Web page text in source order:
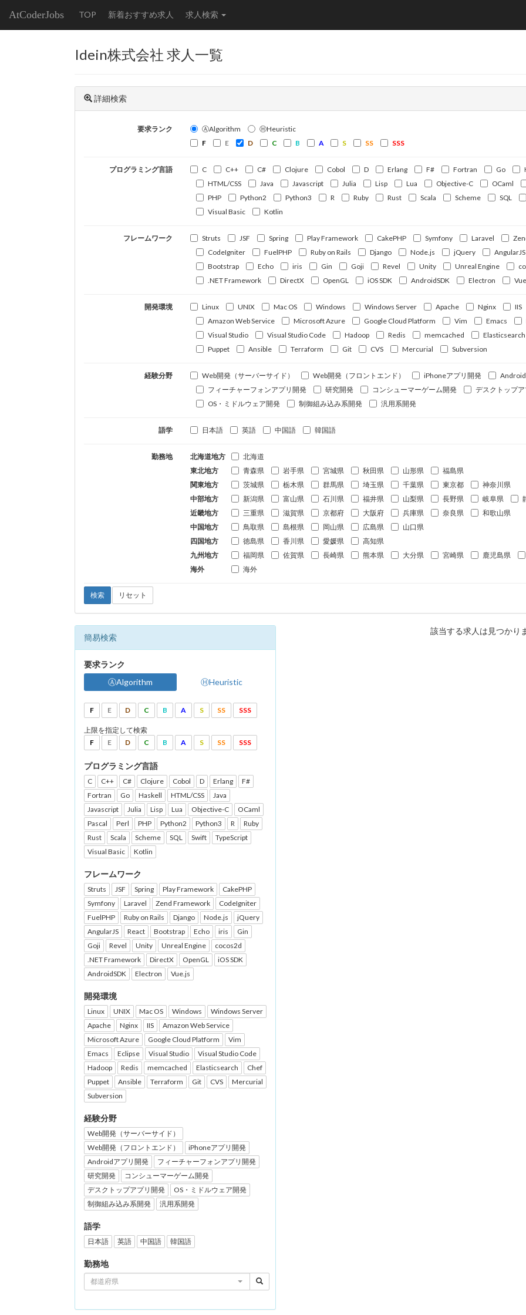
AtCoderJobs TOP 新着おすすめ求人 求人検索
Idein株式会社 求人一覧
詳細検索
要求ランク ⒶAlgorithm
ⒽHeuristic
F
E D C B A S SS SSS
プログラミング言語 C C++ C# Clojure Cobol D Erlang F# Fortran Go
HTML/CSS
Java Javascript Julia Lisp Lua Objective-C OCaml
PHP
Python2 Python3 R Ruby Rust Scala Scheme SQL
Visual Basic
Kotlin
フレームワーク Struts JSF Spring Play Framework CakePHP Symfony Laravel
CodeIgniter
FuelPHP Ruby on Rails Django Node.js jQuery AngularJS
Bootstrap
Echo iris Gin Goji Revel Unity Unreal Engine
.NET Framework
DirectX OpenGL iOS SDK AndroidSDK Electron
開発環境 Linux UNIX Mac OS Windows Windows Server Apache Nginx
IIS
Amazon Web Service
Microsoft Azure Google Cloud Platform Vim Emacs
Visual Studio
Visual Studio Code Hadoop Redis memcached Elasticsearch
Puppet
Ansible Terraform Git CVS Mercurial Subversion
経験分野 Web開発（サーバーサイド） Web開発（フロントエンド） iPhoneアプリ開発
フィーチャーフォンアプリ開発
研究開発 コンシューマーゲーム開発
デスクトップ
OS・ミドルウェア開発
制御組み込み系開発 汎用系開発
語学 日本語 英語 中国語 韓国語
勤務地 北海道地方
北海道
東北地方
青森県 岩手県 宮城県 秋田県 山形県
福島県
関東地方
茨城県 栃木県 群馬県 埼玉県 千葉県 東京都
神奈川県
中部地方
新潟県 富山県 石川県 福井県 山梨県 長野県 岐阜県
近畿地方
三重県 滋賀県 京都府 大阪府 兵庫県 奈良県
和歌山県
中国地方
鳥取県 島根県 岡山県 広島県
山口県
四国地方
徳島県 香川県 愛媛県
高知県
九州地方
福岡県 佐賀県 長崎県 熊本県 大分県 宮崎県 鹿児島県
海外
海外
検索 リセット
簡易検索
要求ランク
ⒶAlgorithm
ⒽHeuristic
F E D C B A S SS SSS
上限を指定して検索
F
E D C B A S SS SSS
プログラミング言語
C C++ C# Clojure Cobol D Erlang
F#
Fortran
Go Haskell HTML/CSS
Java
Javascript
Julia Lisp Lua Objective-C
OCaml
Pascal
Perl PHP Python2 Python3 R
Ruby
Rust
Scala Scheme SQL Swift
TypeScript
Visual Basic
Kotlin
フレームワーク
Struts JSF Spring Play Framework
CakePHP
Symfony
Laravel Zend Framework
CodeIgniter
FuelPHP
Ruby on Rails Django Node.js
jQuery
AngularJS
React Bootstrap Echo iris
Gin
Goji
Revel Unity Unreal Engine
cocos2d
.NET Framework
DirectX OpenGL
iOS SDK
AndroidSDK
Electron Vue.js
開発環境
Linux UNIX Mac OS Windows
Windows Server
Apache
Nginx IIS
Amazon Web Service
Microsoft Azure
Google Cloud Platform
Vim
Emacs
Eclipse Visual Studio
Visual Studio Code
Hadoop
Redis memcached Elasticsearch
Chef
Puppet
Ansible Terraform Git CVS
Mercurial
Subversion
経験分野
Web開発（サーバーサイド）
Web開発（フロントエンド）
iPhoneアプリ開発
Androidアプリ開発
フィーチャーフォンアプリ開発
研究開発
コンシューマーゲーム開発
デスクトップアプリ開発
OS・ミドルウェア開発
制御組み込み系開発
汎用系開発
語学
日本語 英語 中国語 韓国語
勤務地
都道府県
該当する求人は見つかり